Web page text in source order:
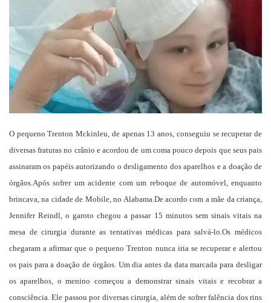
O pequeno Trenton Mckinleu, de apenas 13 anos, conseguiu se recuperar de
diversas fraturas no crânio e acordou de um coma pouco depois que seus pais
assinaram os papéis autorizando o desligamento dos aparelhos e a doação de
órgãos.Após sofrer um acidente com um reboque de automóvel, enquanto
brincava, na cidade de Mobile, no Alabama.De acordo com a mãe da criança,
Jennifer Reindl, o garoto chegou a passar 15 minutos sem sinais vitais na
mesa de cirurgia durante as tentativas médicas para salvá-lo.Os médicos
chegaram a afirmar que o pequeno Trenton nunca iria se recuperar e alertou
os pais para a doação de órgãos. Um dia antes da data marcada para desligar
os aparelhos, o menino começou a demonstrar sinais vitais e recobrar a
consciência. Ele passou por diversas cirurgia, além de sofrer falência dos rins